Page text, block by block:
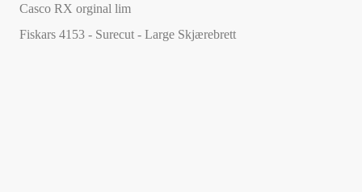
Casco RX orginal lim
Fiskars 4153 - Surecut - Large Skjærebrett